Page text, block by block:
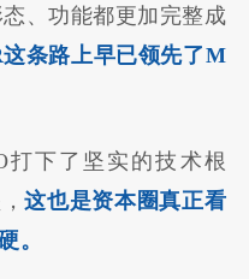
、功能都更加完整成
条路上早已领先了M
打下了坚实的技术根
这也是资本圈真正看
。